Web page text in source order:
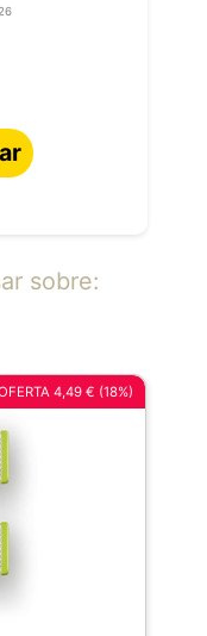
sobre:
4,49 € (18%)